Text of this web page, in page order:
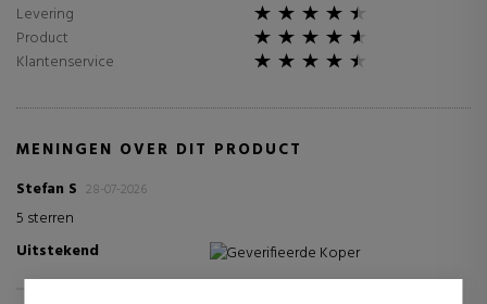
Levering
Product
Klantenservice
MENINGEN OVER DIT PRODUCT
Stefan S 28-07-2026
5 sterren
Uitstekend
Geverifieerde Koper